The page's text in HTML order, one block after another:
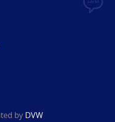
by DVW